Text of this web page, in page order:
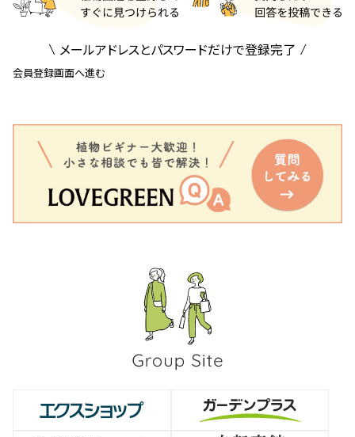
メールアドレスとパスワードだけで登録完了
会員登録画面へ進む